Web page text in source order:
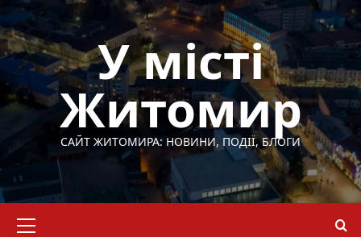
Перейти
до
вмісту
У місті
Житомир
САЙТ ЖИТОМИРА: НОВИНИ, ПОДІЇ, БЛОГИ
меню